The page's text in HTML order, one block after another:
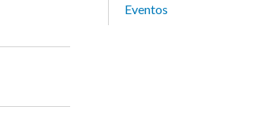
Eventos